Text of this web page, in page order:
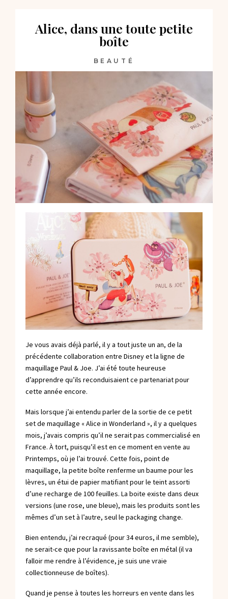
Alice, dans une toute petite
boîte
BEAUTÉ
Je vous avais déjà parlé, il y a tout juste un an, de la
précédente collaboration entre Disney et la ligne de
maquillage Paul & Joe. J’ai été toute heureuse
d’apprendre qu’ils reconduisaient ce partenariat pour
cette année encore.
Mais lorsque j’ai entendu parler de la sortie de ce petit
set de maquillage « Alice in Wonderland », il y a quelques
mois, j’avais compris qu’il ne serait pas commercialisé en
France. À tort, puisqu’il est en ce moment en vente au
Printemps, où je l’ai trouvé. Cette fois, point de
maquillage, la petite boîte renferme un baume pour les
lèvres, un étui de papier matifiant pour le teint assorti
d’une recharge de 100 feuilles. La boite existe dans deux
versions (une rose, une bleue), mais les produits sont les
mêmes d’un set à l’autre, seul le packaging change.
Bien entendu, j’ai recraqué (pour 34 euros, il me semble),
ne serait-ce que pour la ravissante boîte en métal (il va
falloir me rendre à l’évidence, je suis une vraie
collectionneuse de boîtes).
Quand je pense à toutes les horreurs en vente dans les